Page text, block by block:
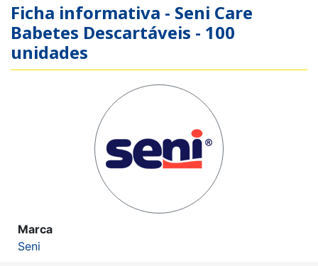
Ficha informativa - Seni Care
Babetes Descartáveis - 100
unidades
Marca
Seni